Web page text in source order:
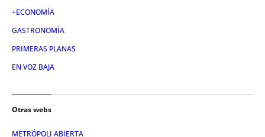
+ECONOMÍA
GASTRONOMÍA
PRIMERAS PLANAS
EN VOZ BAJA
Otras webs
METRÓPOLI ABIERTA